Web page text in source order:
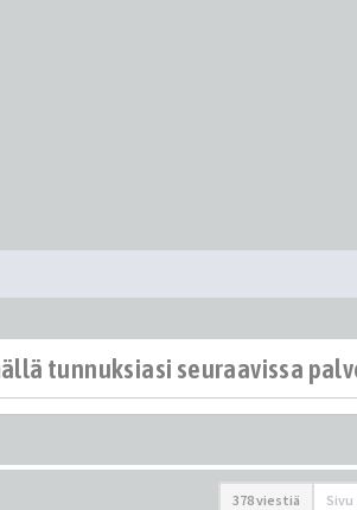
tunnuksiasi seuraavissa
378 viestiä Sivu